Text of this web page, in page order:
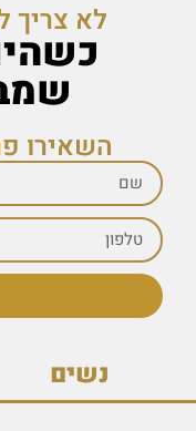
לא צריך
השאירו
נשים